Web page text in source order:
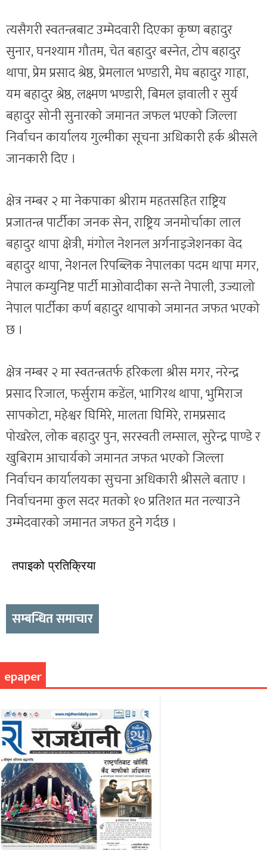
त्यसैगरी स्वतन्त्रबाट उम्मेदवारी दिएका कृष्ण बहादुर
सुनार, घनश्याम गौतम, चेत बहादुर बस्नेत, टोप बहादुर
थापा, प्रेम प्रसाद श्रेष्ठ, प्रेमलाल भण्डारी, मेघ बहादुर गाहा,
यम बहादुर श्रेष्ठ, लक्ष्मण भण्डारी, बिमल ज्ञवाली र सुर्य
बहादुर सोनी सुनारको जमानत जफल भएको जिल्ला
निर्वाचन कार्यालय गुल्मीका सूचना अधिकारी हर्क श्रीसले
जानकारी दिए ।
क्षेत्र नम्बर २ मा नेकपाका श्रीराम महतसहित राष्ट्रिय
प्रजातन्त्र पार्टीका जनक सेन, राष्ट्रिय जनमोर्चाका लाल
बहादुर थापा क्षेत्री, मंगोल नेशनल अर्गनाइजेशनका वेद
बहादुर थापा, नेशनल रिपब्लिक नेपालका पदम थापा मगर,
नेपाल कम्युनिष्ट पार्टी माओवादीका सन्ते नेपाली, उज्यालो
नेपाल पार्टीका कर्ण बहादुर थापाको जमानत जफत भएको
छ ।
क्षेत्र नम्बर २ मा स्वतन्त्रतर्फ हरिकला श्रीस मगर, नरेन्द्र
प्रसाद रिजाल, फर्सुराम कडेंल, भागिरथ थापा, भुमिराज
सापकोटा, महेश्वर घिमिरे, मालता घिमिरे, रामप्रसाद
पोखरेल, लोक बहादुर पुन, सरस्वती लम्साल, सुरेन्द्र पाण्डे र
खुबिराम आचार्यको जमानत जफत भएको जिल्ला
निर्वाचन कार्यालयका सुचना अधिकारी श्रीसले बताए ।
निर्वाचनमा कुल सदर मतको १० प्रतिशत मत नल्याउने
उम्मेदवारको जमानत जफत हुने गर्दछ ।
तपाइको प्रतिक्रिया
सम्बन्धित समाचार
epaper